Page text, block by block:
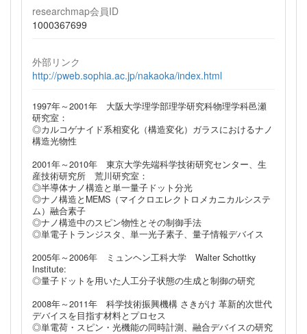
researchmap会員ID
1000367699
外部リンク
http://pweb.sophia.ac.jp/nakaoka/index.html
1997年～2001年 大阪大学理学部理学研究科物理学科邑瀬
研究室：
◎カルコゲナイド系相変化（構造変化）ガラスにおけるナノ
構造光物性
2001年～2010年 東京大学先端科学技術研究センター、生
産技術研究所 荒川研究室：
◎半導体ナノ構造と単一量子ドット分光
◎ナノ構造とMEMS（マイクロエレクトロメカニカルシステ
ム）融合素子
◎ナノ構造中のスピン物性とその制御手法
◎単電子トランジスタ、単一光子素子、量子情報デバイス
2005年～2006年 ミュンヘン工科大学 Walter Schottky
Institute:
◎量子ドットを用いた人工分子状態の生成と制御の研究
2008年～2011年 科学技術振興機構 さきがけ 革新的次世代
デバイスを目指す材料とプロセス
◎単電荷・スピン・光機能の同時計測、融合デバイスの研究